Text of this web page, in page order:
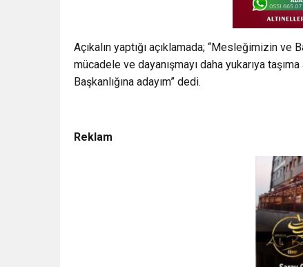
Açıkalın yaptığı açıklamada; “Mesleğimizin
mücadele ve dayanışmayı daha yukarıya
Başkanlığına adayım” dedi.
Reklam